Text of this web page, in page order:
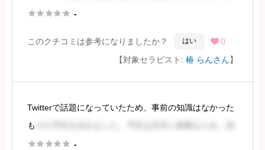
を確認したところ、幸運にも空席があったため、ネット
電話対応は利用しませんでしたが、その点を考慮し星1
つと評価
続きを見るには会員登録
 -
このクチコミは参考になりましたか？ はい  0
【対象セラピスト: 椿 らんさん】
Twitterで話題になっていたため、事前の知識はなかった
も
密な準備が必要でした。予約が成立したのはかなり先で
 -